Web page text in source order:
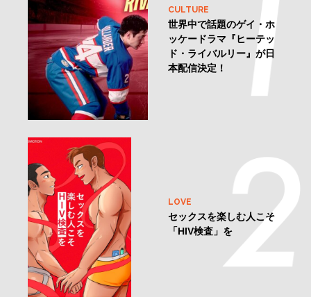
CULTURE
世界中で話題のゲイ・ホ
ッケードラマ『ヒーテッ
ド・ライバルリー』が日
本配信決定！
LOVE
セックスを楽しむ人こそ
「HIV検査」を